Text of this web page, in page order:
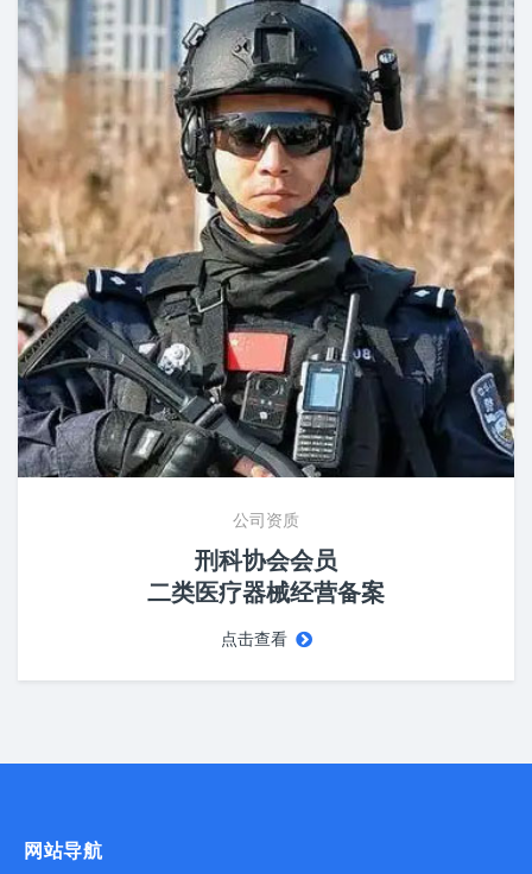
公司资质
刑科协会会员
二类医疗器械经营备案
点击查看
网站导航